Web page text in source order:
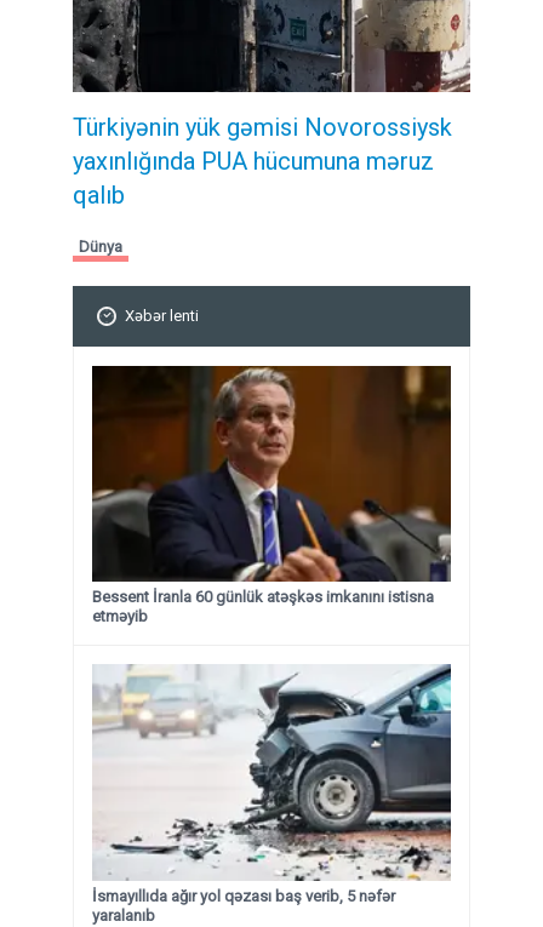
Türkiyənin yük gəmisi Novorossiysk
yaxınlığında PUA hücumuna məruz
qalıb
Dünya
Xəbər lenti
Bessent İranla 60 günlük atəşkəs imkanını istisna
etməyib
İsmayıllıda ağır yol qəzası baş verib, 5 nəfər
yaralanıb